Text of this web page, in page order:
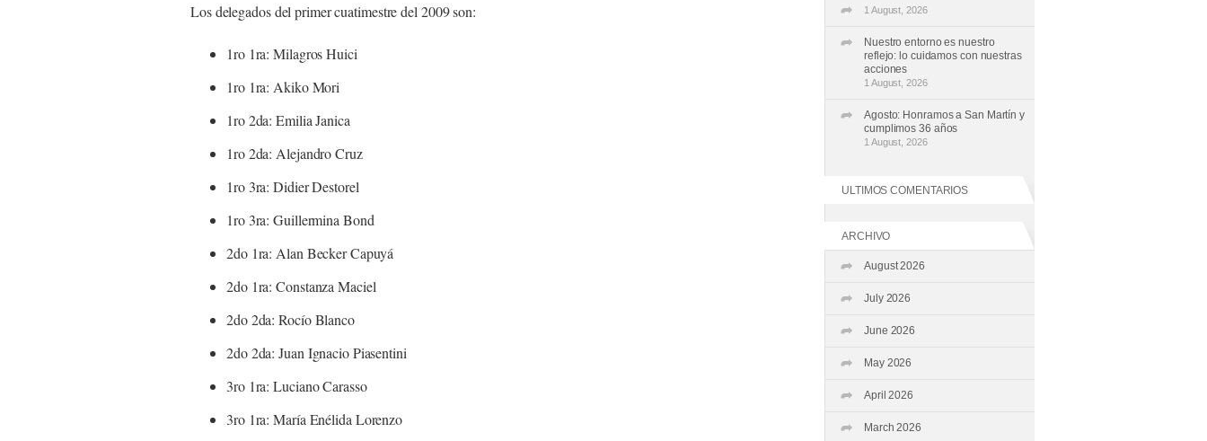
Los delegados del primer cuatimestre del 2009 son:
1ro 1ra: Milagros Huici
1ro 1ra: Akiko Mori
1ro 2da: Emilia Janica
1ro 2da: Alejandro Cruz
1ro 3ra: Didier Destorel
1ro 3ra: Guillermina Bond
2do 1ra: Alan Becker Capuyá
2do 1ra: Constanza Maciel
2do 2da: Rocío Blanco
2do 2da: Juan Ignacio Piasentini
3ro 1ra: Luciano Carasso
3ro 1ra: María Enélida Lorenzo
1 August, 2026
Nuestro entorno es nuestro
reflejo: lo cuidamos con nuestras
acciones
1 August, 2026
Agosto: Honramos a San Martín y
cumplimos 36 años
1 August, 2026
ULTIMOS COMENTARIOS
ARCHIVO
August 2026
July 2026
June 2026
May 2026
April 2026
March 2026